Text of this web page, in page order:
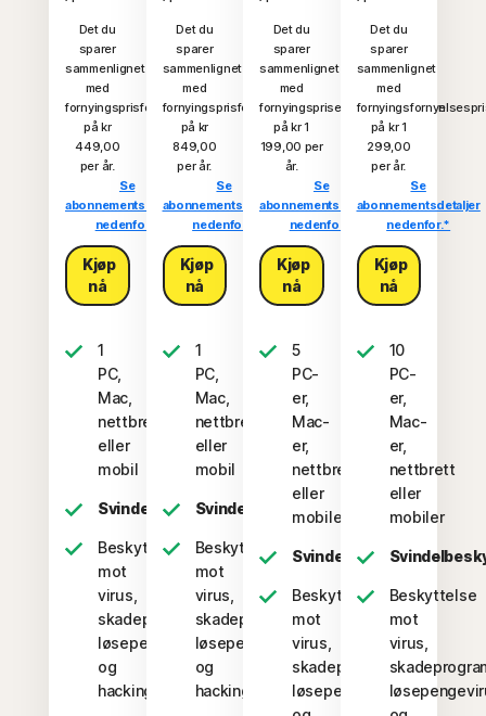
Det du
sparer
sammenlignet
med
fornyingsprisfornyelsesprisen
på kr
449,00
per år.
Se
abonnementsdetaljer
nedenfor.*
Kjøp
nå
1
PC,
Mac,
nettbrett
eller
mobil
Svindelbeskyttelse
Beskyttelse
mot
virus,
skadeprogram,
løsepengevirus
og
hacking
Det du
sparer
sammenlignet
med
fornyingsprisfornyelsesprisen
på kr
849,00
per år.
Se
abonnementsdetaljer
nedenfor.*
Kjøp
nå
1
PC,
Mac,
nettbrett
eller
mobil
Svindelbeskyttelse
Beskyttelse
mot
virus,
skadeprogram,
løsepengevirus
og
hacking
Det du
sparer
sammenlignet
med
fornyingsprisenfornyelsesprisen
på kr 1
199,00 per
år.
Se
abonnementsdetaljer
nedenfor.*
Kjøp
nå
5
PC-
er,
Mac-
er,
nettbrett
eller
mobiler
Svindelbeskyttelse
Beskyttelse
mot
virus,
skadeprogram,
løsepengevirus
Det du
sparer
sammenlignet
med
på kr 1
299,00
per år.
Se
abonnementsdetaljer
nedenfor.*
Kjøp
nå
10
PC-
er,
Mac-
er,
nettbrett
eller
mobiler
Beskyttelse
mot
virus,